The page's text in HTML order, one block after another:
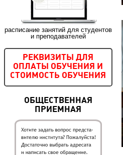
расписание занятий для студентов
и преподавателей
РЕКВИЗИТЫ ДЛЯ
ОПЛАТЫ ОБУЧЕНИЯ И
СТОИМОСТЬ ОБУЧЕНИЯ
ОБЩЕСТВЕННАЯ
ПРИЕМНАЯ